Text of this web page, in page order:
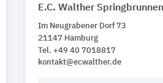
E.C. Walther
Im Neugrabener Dorf 73
21147 Hamburg
Tel. +49 40 7018817
kontakt@ecwalther.de